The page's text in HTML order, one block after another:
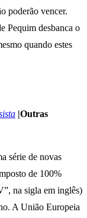
poderão vencer.
Pequim desbanca o
quando estes
|Outras
série de novas
de 100%
na sigla em inglês)
A União Europeia